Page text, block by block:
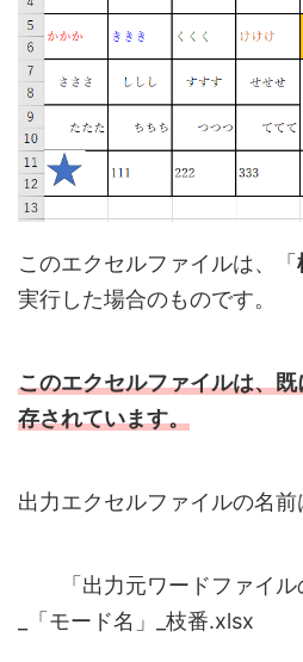
このエクセルファイルは、「
実行した場合のものです。
このエクセルファイルは、
存されています。
出力エクセルファイルの名前
「出力元ワードファイル
_「モード名」_枝番.xlsx